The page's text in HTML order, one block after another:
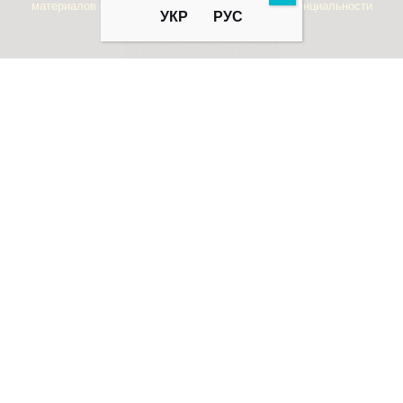
материалов сайта запрещено!
Политика конфиденциальности
Договор оферты
УКР РУС